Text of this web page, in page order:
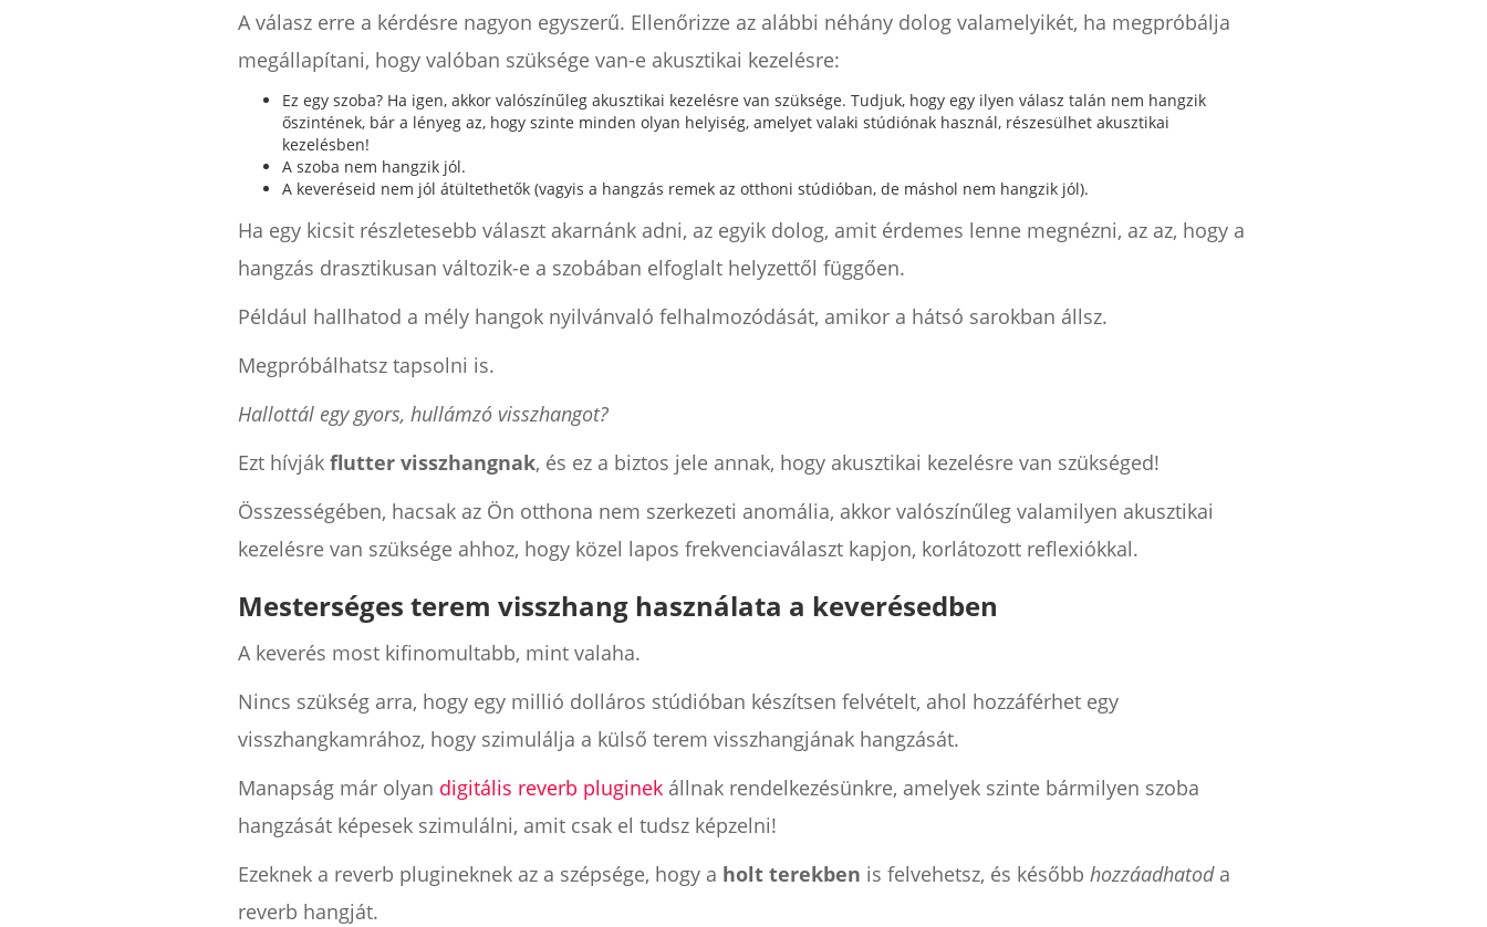
A válasz erre a kérdésre nagyon egyszerű. Ellenőrizze az alábbi néhány dolog valamelyikét, ha megpróbálja
megállapítani, hogy valóban szüksége van-e akusztikai kezelésre:
Ez egy szoba? Ha igen, akkor valószínűleg akusztikai kezelésre van szüksége. Tudjuk, hogy egy ilyen válasz talán nem hangzik
őszintének, bár a lényeg az, hogy szinte minden olyan helyiség, amelyet valaki stúdiónak használ, részesülhet akusztikai
kezelésben!
A szoba nem hangzik jól.
A keveréseid nem jól átültethetők (vagyis a hangzás remek az otthoni stúdióban, de máshol nem hangzik jól).
Ha egy kicsit részletesebb választ akarnánk adni, az egyik dolog, amit érdemes lenne megnézni, az az, hogy a
hangzás drasztikusan változik-e a szobában elfoglalt helyzettől függően.
Például hallhatod a mély hangok nyilvánvaló felhalmozódását, amikor a hátsó sarokban állsz.
Megpróbálhatsz tapsolni is.
Hallottál egy gyors, hullámzó visszhangot?
Ezt hívjákflutter visszhangnak, és ez a biztos jele annak, hogy akusztikai kezelésre van szükséged!
Összességében, hacsak az Ön otthona nem szerkezeti anomália, akkor valószínűleg valamilyen akusztikai
kezelésre van szüksége ahhoz, hogy közel lapos frekvenciaválaszt kapjon, korlátozott reflexiókkal.
Mesterséges terem visszhang használata a keverésedben
A keverés most kifinomultabb, mint valaha.
Nincs szükség arra, hogy egy millió dolláros stúdióban készítsen felvételt, ahol hozzáférhet egy
visszhangkamrához, hogy szimulálja a külső terem visszhangjának hangzását.
Manapság már olyan digitális reverb pluginek állnak rendelkezésünkre, amelyek szinte bármilyen szoba
hangzását képesek szimulálni, amit csak el tudsz képzelni!
Ezeknek a reverb plugineknek az a szépsége, hogy a holt terekben is felvehetsz, és későbbhozzáadhatoda
reverb hangját.